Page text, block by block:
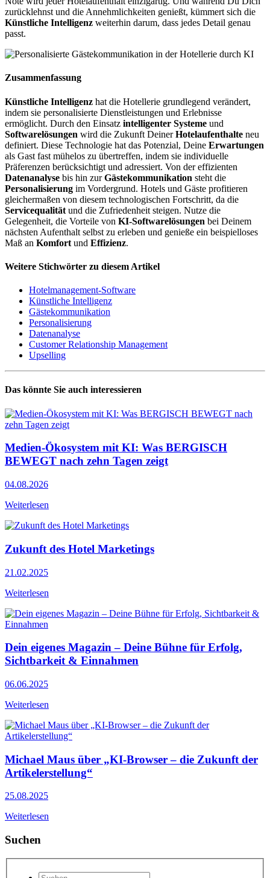
zurücklehnst und die Annehmlichkeiten genießt, kümmert sich die
Künstliche Intelligenz weiterhin darum, dass jedes Detail genau
passt.
Zusammenfassung
Künstliche Intelligenz hat die Hotellerie grundlegend verändert,
indem sie personalisierte Dienstleistungen und Erlebnisse
ermöglicht. Durch den Einsatz intelligenter Systeme und
Softwarelösungen wird die Zukunft DeinerHotelaufenthalte neu
definiert. Diese Technologie hat das Potenzial, Deine Erwartungen
als Gast fast mühelos zu übertreffen, indem sie individuelle
Präferenzen berücksichtigt und adressiert. Von der effizienten
Datenanalyse bis hin zurGästekommunikation steht die
Personalisierung im Vordergrund. Hotels und Gäste profitieren
gleichermaßen von diesem technologischen Fortschritt, da die
Servicequalität und die Zufriedenheit steigen. Nutze die
Gelegenheit, die Vorteile von KI-Softwarelösungen bei Deinem
nächsten Aufenthalt selbst zu erleben und genieße ein beispielloses
Maß an Komfort und Effizienz.
Weitere Stichwörter zu diesem Artikel
Hotelmanagement-Software
Künstliche Intelligenz
Gästekommunikation
Personalisierung
Datenanalyse
Customer Relationship Management
Upselling
Das könnte Sie auch interessieren
Medien-Ökosystem mit KI: Was BERGISCH
BEWEGT nach zehn Tagen zeigt
04.08.2026
Weiterlesen
Zukunft des Hotel Marketings
21.02.2025
Weiterlesen
Dein eigenes Magazin – Deine Bühne für Erfolg,
Sichtbarkeit & Einnahmen
06.06.2025
Weiterlesen
Michael Maus über „KI-Browser – die Zukunft der
Artikelerstellung“
25.08.2025
Weiterlesen
Suchen